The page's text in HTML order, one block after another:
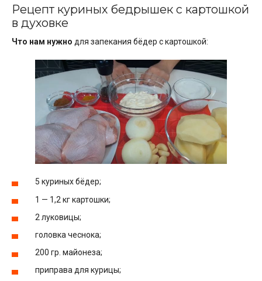
Рецепт куриных бедрышек с картошкой
в духовке
Что нам нужно для запекания бёдер с картошкой:
5 куриных бёдер;
1 — 1,2 кг картошки;
2 луковицы;
головка чеснока;
200 гр. майонеза;
приправа для курицы;